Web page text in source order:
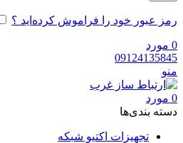
رمز عبور خود را فراموش کرده‌اید ؟
0 مورد
09124135845
منو
0 مورد
دسته‌ بندی‌ها
تجهیزات اکتیو شبکه